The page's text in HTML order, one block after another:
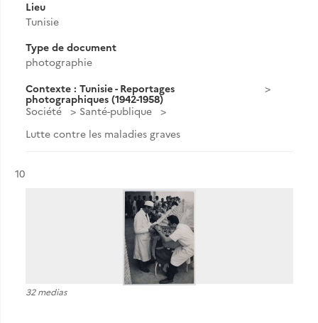
Lieu
Tunisie
Type de document
photographie
Contexte : Tunisie - Reportages
photographiques (1942-1958)
Société
Santé-publique
Lutte contre les maladies graves
Résultat n°
10
32 medias